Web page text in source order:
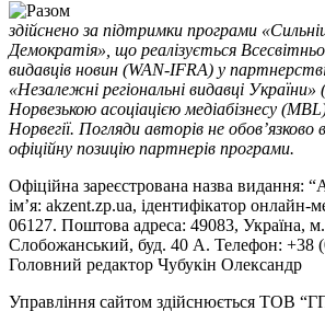
здійснено за підтримки програми
Демократія», що реалізується
видавців новин (WAN-IFRA) у
«Незалежні регіональні видавці
Норвезькою асоціацією медіабізнесу
Норвегії. Погляди авторів не
офіційну позицію партнерів програми.
Офіційна зареєстрована назва видання:
ім’я: akzent.zp.ua, ідентифікатор онлайн-
06127. Поштова адреса: 49083, Україна,
Слобожанський, буд. 40 А. Телефон: +38
Головний редактор Чубукін Олександр
Управління сайтом здійснюється ТОВ